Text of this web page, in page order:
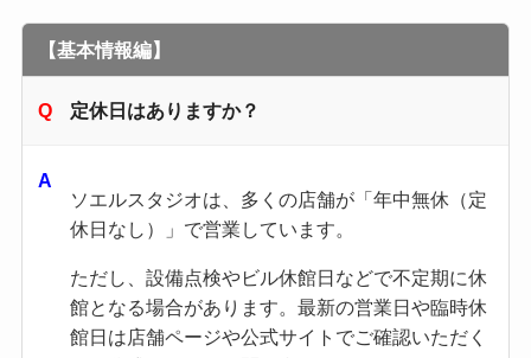
【基本情報編】
定休日はありますか？
ソエルスタジオは、多くの店舗が「年中無休（定
休日なし）」で営業しています。
ただし、設備点検やビル休館日などで不定期に休
館となる場合があります。最新の営業日や臨時休
館日は店舗ページや公式サイトでご確認いただく